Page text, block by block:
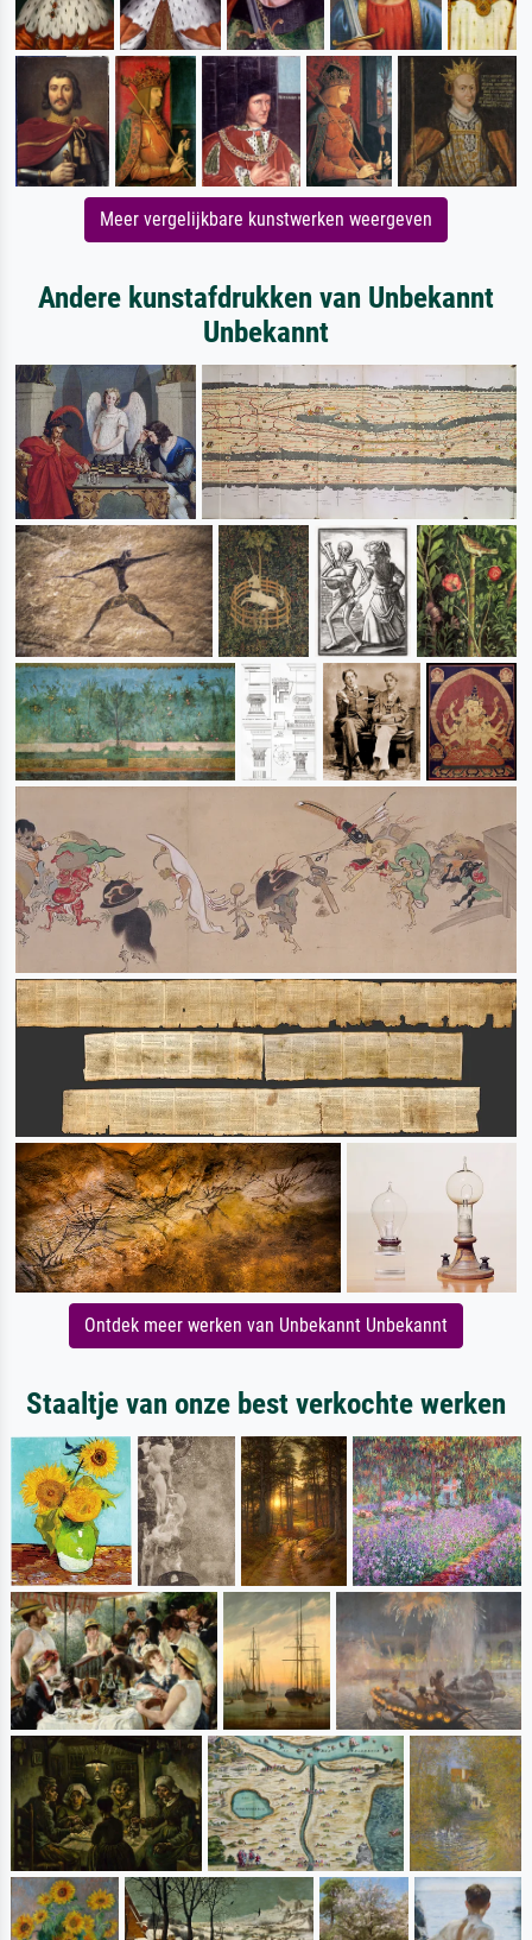
Meer vergelijkbare kunstwerken weergeven
Andere kunstafdrukken van Unbekannt
Unbekannt
Ontdek meer werken van Unbekannt Unbekannt
Staaltje van onze best verkochte werken